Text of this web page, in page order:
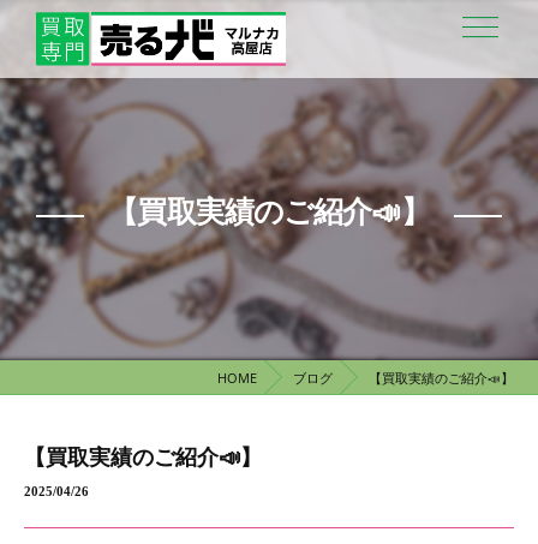
【買取実績のご紹介📣】
HOME ブログ 【買取実績のご紹介📣】
【買取実績のご紹介📣】
2025/04/26